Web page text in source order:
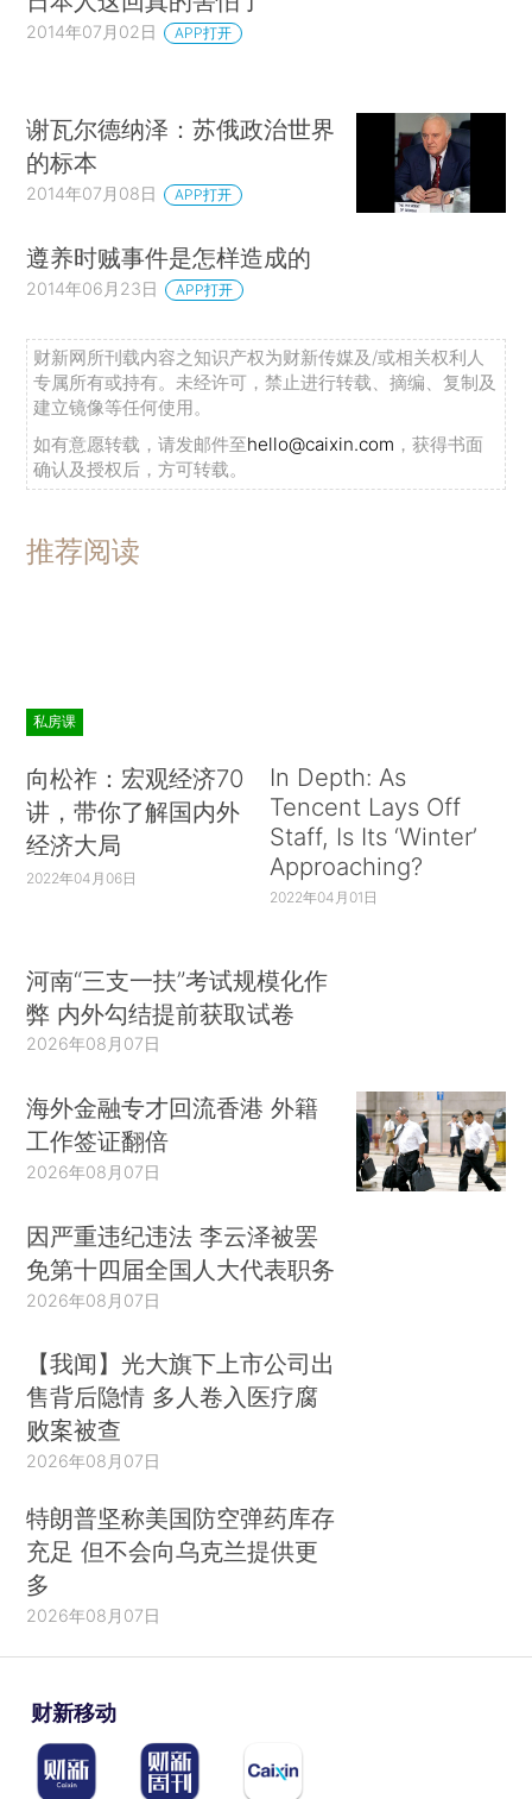
2014年07月02日 APP打开
谢瓦尔德纳泽：苏俄政治世界
的标本
2014年07月08日 APP打开
遵养时贼事件是怎样造成的
2014年06月23日 APP打开
财新网所刊载内容之知识产权为财新传媒及/或相关权利人
专属所有或持有。未经许可，禁止进行转载、摘编、复制及
建立镜像等任何使用。
如有意愿转载，请发邮件至hello@caixin.com ，获得书面
确认及授权后，方可转载。
推荐阅读
私房课
向松祚：宏观经济70
讲，带你了解国内外
经济大局
2022年04月06日
In Depth: As
Tencent Lays Off
Staff, Is Its ‘Winter’
Approaching?
2022年04月01日
河南“三支一扶”考试规模化作
弊 内外勾结提前获取试卷
2026年08月07日
海外金融专才回流香港 外籍
工作签证翻倍
2026年08月07日
因严重违纪违法 李云泽被罢
免第十四届全国人大代表职务
2026年08月07日
【我闻】光大旗下上市公司出
售背后隐情 多人卷入医疗腐
败案被查
2026年08月07日
特朗普坚称美国防空弹药库存
充足 但不会向乌克兰提供更
多
2026年08月07日
财新移动